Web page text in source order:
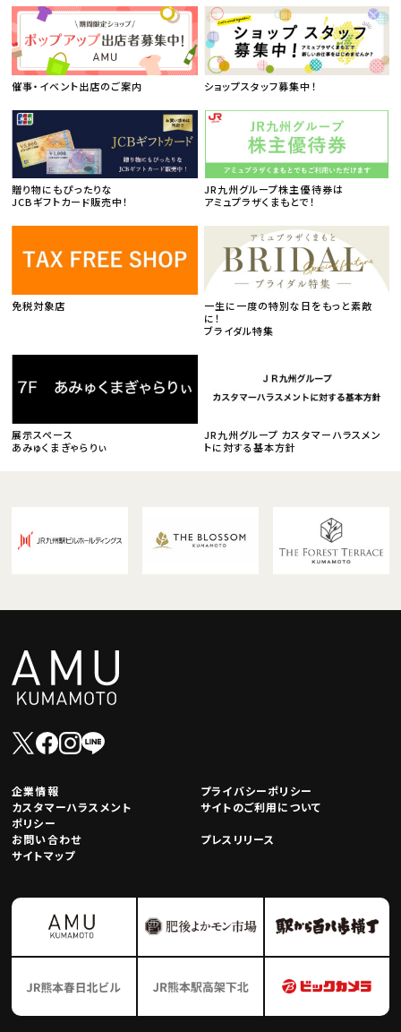
催事・イベント出店のご案内 ショップスタッフ募集中！
贈り物にもぴったりな
JCBギフトカード販売中！
JR九州グループ株主優待券は
アミュプラザくまもとで！
免税対象店
一生に一度の特別な日をもっと素敵
に！
ブライダル特集
展示スペース
あみゅくまぎゃらりぃ
JR九州グループ カスタマーハラスメン
トに対する基本方針
企業情報
プライバシーポリシー
カスタマーハラスメント
ポリシー
サイトのご利用について
お問い合わせ
プレスリリース
サイトマップ